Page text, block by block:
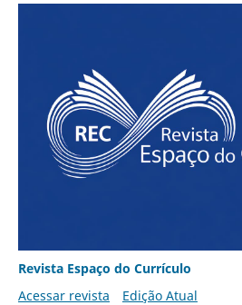
Revista Espaço do Currículo
Acessar revista
Edição Atual